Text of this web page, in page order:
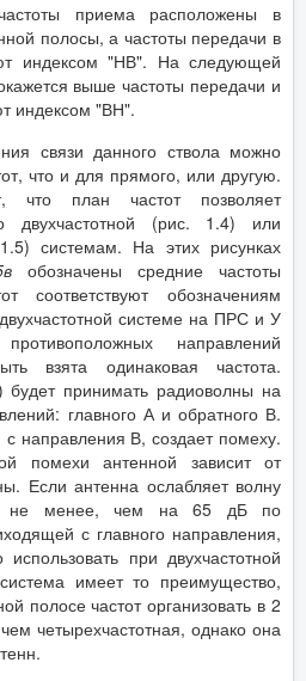
приема расположены в
полосы, а частоты передачи в
индексом "НВ". На следующей
выше частоты передачи и
индексом "ВН".
связи данного ствола можно
что и для прямого, или другую.
что план частот позволяет
двухчастотной (рис. 1.4) или
системам. На этих рисунках
обозначены средние частоты
соответствуют обозначениям
системе на ПРС и У
направлений
взята одинаковая частота.
будет принимать радиоволны на
главного А и обратного В.
направления В, создает помеху.
помехи антенной зависит от
Если антенна ослабляет волну
не менее, чем на 65 дБ по
с главного направления,
при двухчастотной
имеет то преимущество,
полосе частот организовать в 2
четырехчастотная, однако она